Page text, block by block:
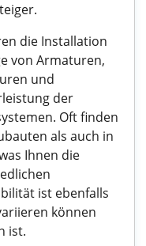
die Installation
von Armaturen,
und
der
Oft finden
als auch in
Ihnen die
ist ebenfalls
können
ist.